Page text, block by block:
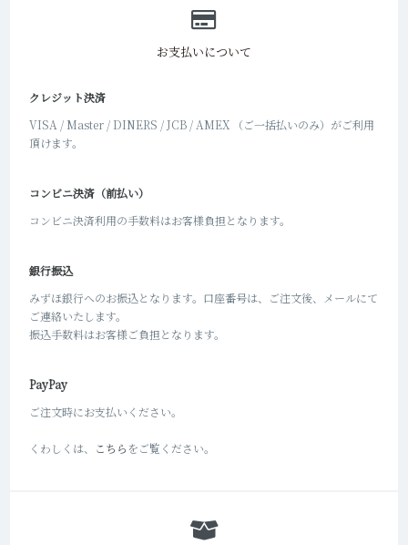
お支払いについて
クレジット決済
VISA / Master / DINERS / JCB / AMEX （ご一括払いのみ）がご利用
頂けます。
コンビニ決済（前払い）
コンビニ決済利用の手数料はお客様負担となります。
銀行振込
みずほ銀行へのお振込となります。口座番号は、ご注文後、メールにて
ご連絡いたします。
振込手数料はお客様ご負担となります。
PayPay
ご注文時にお支払いください。
くわしくは、 こちらをご覧ください。